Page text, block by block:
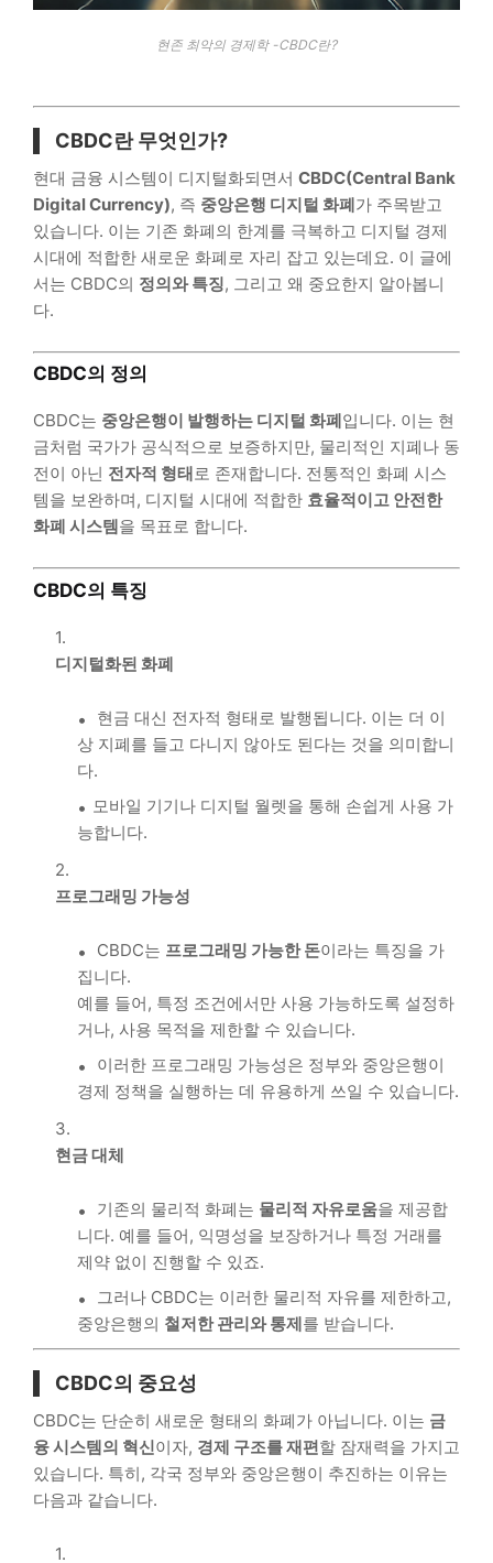
현존 최악의 경제학 -CBDC란?
CBDC란 무엇인가?
현대 금융 시스템이 디지털화되면서 CBDC(Central Bank
Digital Currency), 즉 중앙은행 디지털 화폐가 주목받고
있습니다. 이는 기존 화폐의 한계를 극복하고 디지털 경제
시대에 적합한 새로운 화폐로 자리 잡고 있는데요. 이 글에
서는 CBDC의 정의와 특징, 그리고 왜 중요한지 알아봅니
다.
CBDC의 정의
CBDC는 중앙은행이 발행하는 디지털 화폐입니다. 이는 현
금처럼 국가가 공식적으로 보증하지만, 물리적인 지폐나 동
전이 아닌 전자적 형태로 존재합니다. 전통적인 화폐 시스
템을 보완하며, 디지털 시대에 적합한 효율적이고 안전한
화폐 시스템을 목표로 합니다.
CBDC의 특징
디지털화된 화폐
현금 대신 전자적 형태로 발행됩니다. 이는 더 이
상 지폐를 들고 다니지 않아도 된다는 것을 의미합니
다.
모바일 기기나 디지털 월렛을 통해 손쉽게 사용 가
능합니다.
프로그래밍 가능성
CBDC는 프로그래밍 가능한 돈이라는 특징을 가
집니다.
예를 들어, 특정 조건에서만 사용 가능하도록 설정하
거나, 사용 목적을 제한할 수 있습니다.
이러한 프로그래밍 가능성은 정부와 중앙은행이
경제 정책을 실행하는 데 유용하게 쓰일 수 있습니다.
현금 대체
기존의 물리적 화폐는 물리적 자유로움을 제공합
니다. 예를 들어, 익명성을 보장하거나 특정 거래를
제약 없이 진행할 수 있죠.
그러나 CBDC는 이러한 물리적 자유를 제한하고,
중앙은행의 철저한 관리와 통제를 받습니다.
CBDC의 중요성
CBDC는 단순히 새로운 형태의 화폐가 아닙니다. 이는 금
융 시스템의 혁신이자, 경제 구조를 재편할 잠재력을 가지고
있습니다. 특히, 각국 정부와 중앙은행이 추진하는 이유는
다음과 같습니다.